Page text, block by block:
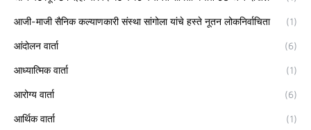
आजी-माजी सैनिक कल्याणकारी संस्था सांगोला यांचे हस्ते नूतन लोकनिर्वाचिता (1)
आंदोलन वार्ता (6)
आध्यात्मिक वार्ता (1)
आरोग्य वार्ता (6)
आर्थिक वार्ता (1)